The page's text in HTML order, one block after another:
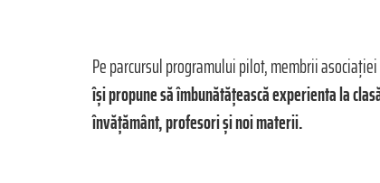
Pe parcursul programului pilot, membrii
își propune să îmbunătățească experienta la
învățământ, profesori și noi materii.